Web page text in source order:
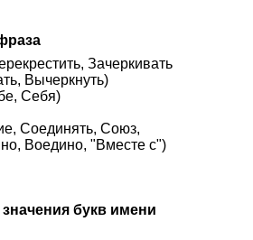
Зачеркивать
Вычеркнуть)
Себя)
Соединять, Союз,
Воедино, "Вместе с")
букв имени